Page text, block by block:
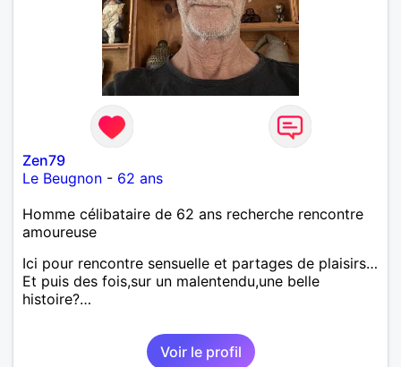
Zen79
Le Beugnon - 62 ans
Homme célibataire de 62 ans recherche rencontre
amoureuse
Ici pour rencontre sensuelle et partages de plaisirs…
Et puis des fois,sur un malentendu,une belle
histoire?…
Voir le profil